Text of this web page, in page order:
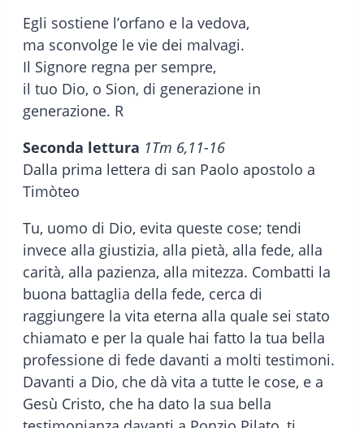
Egli sostiene l’orfano e la vedova,
ma sconvolge le vie dei malvagi.
Il Signore regna per sempre,
il tuo Dio, o Sion, di generazione in
generazione. R
Seconda lettura 1Tm 6,11-16
Dalla prima lettera di san Paolo apostolo a
Timòteo
Tu, uomo di Dio, evita queste cose; tendi
invece alla giustizia, alla pietà, alla fede, alla
carità, alla pazienza, alla mitezza. Combatti la
buona battaglia della fede, cerca di
raggiungere la vita eterna alla quale sei stato
chiamato e per la quale hai fatto la tua bella
professione di fede davanti a molti testimoni.
Davanti a Dio, che dà vita a tutte le cose, e a
Gesù Cristo, che ha dato la sua bella